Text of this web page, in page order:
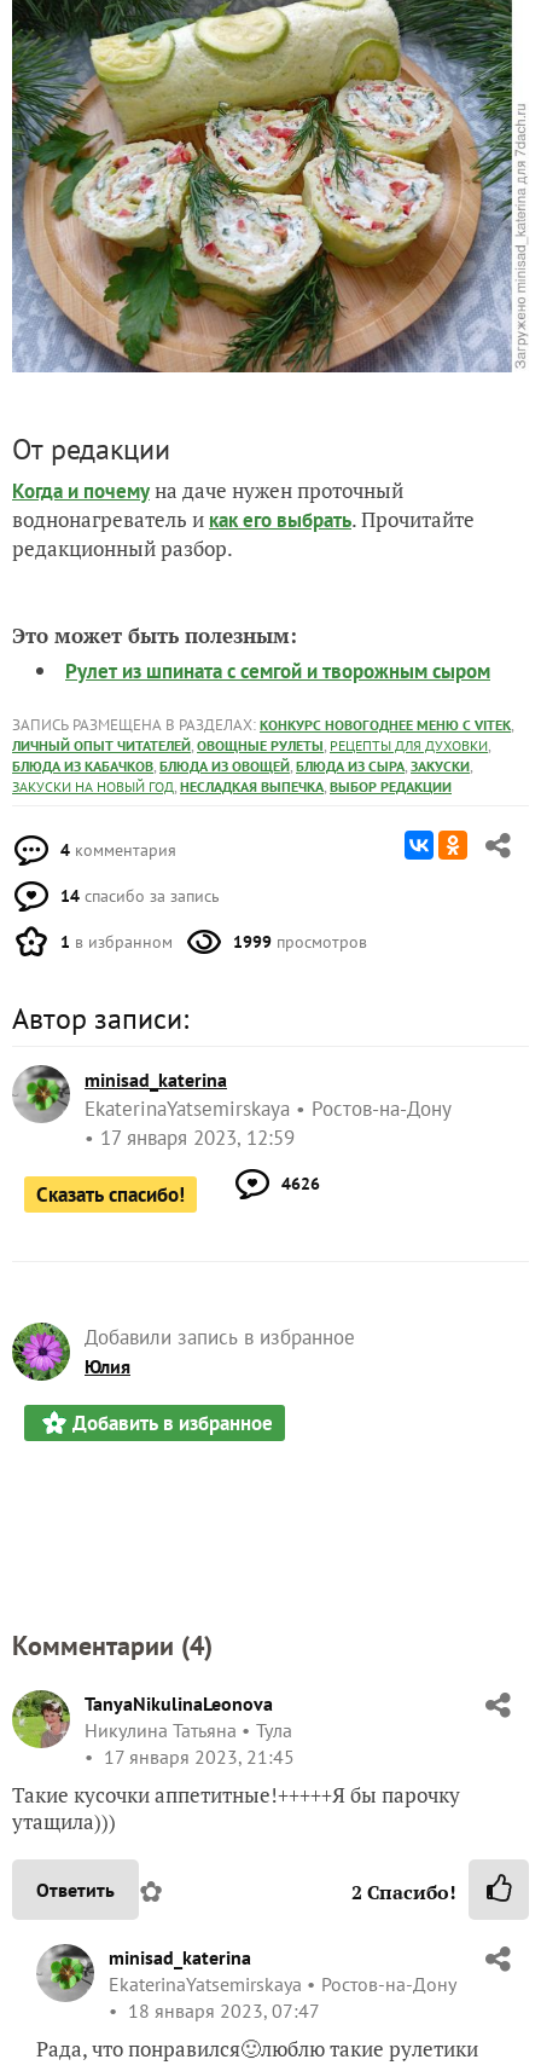
От редакции
Когда и почемуна даче нужен проточный
воднонагреватель и как его выбрать. Прочитайте
редакционный разбор.
Это может быть полезным:
Рулет из шпината с семгой и творожным сыром
ЗАПИСЬ РАЗМЕЩЕНА В РАЗДЕЛАХ: КОНКУРС НОВОГОДНЕЕ МЕНЮ С VITEK,
ЛИЧНЫЙ ОПЫТ ЧИТАТЕЛЕЙ, ОВОЩНЫЕ РУЛЕТЫ, РЕЦЕПТЫ ДЛЯ ДУХОВКИ,
БЛЮДА ИЗ КАБАЧКОВ, БЛЮДА ИЗ ОВОЩЕЙ, БЛЮДА ИЗ СЫРА, ЗАКУСКИ,
ЗАКУСКИ НА НОВЫЙ ГОД, НЕСЛАДКАЯ ВЫПЕЧКА, ВЫБОР РЕДАКЦИИ
4 комментария
14 спасибо за запись
1 в избранном 1999 просмотров
Автор записи:
minisad_katerina
EkaterinaYatsemirskaya
Ростов-на-Дону
17 января 2023, 12:59
Сказать спасибо! 4626
Добавили запись в избранное
Юлия
Добавить в избранное
Комментарии (4)
TanyaNikulinaLeonova
Никулина Татьяна
Тула
17 января 2023, 21:45
Такие кусочки аппетитные!+++++Я бы парочку
утащила)))
Ответить ✿ 2 Спасибо!
minisad_katerina
EkaterinaYatsemirskaya
Ростов-на-Дону
18 января 2023, 07:47
Рада, что понравился🙂люблю такие рулетики